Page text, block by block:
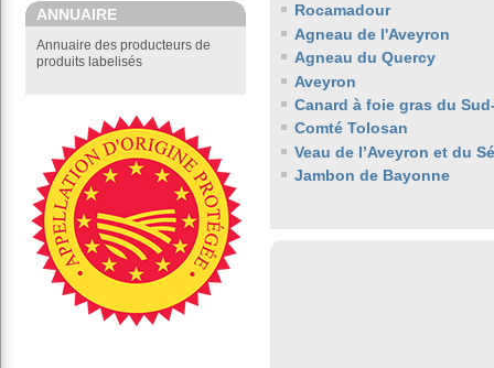
ANNUAIRE
Annuaire des producteurs de
produits labelisés
Rocamadour
Agneau de l'Aveyron
Agneau du Quercy
Aveyron
Canard à foie gras du
Comté Tolosan
Veau de l’Aveyron et du
Jambon de Bayonne